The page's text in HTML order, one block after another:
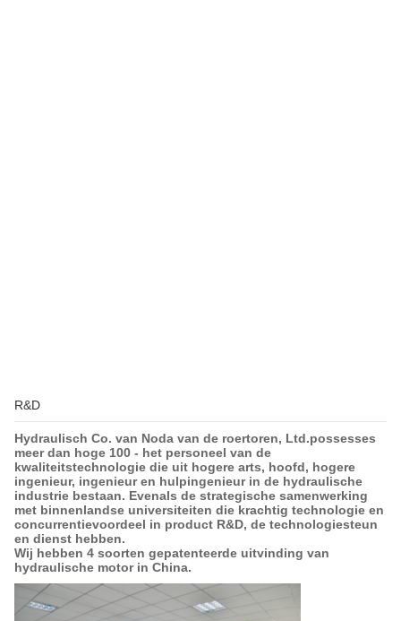
R&D
Hydraulisch Co. van Noda van de roertoren, Ltd.possesses
meer dan hoge 100 - het personeel van de
kwaliteitstechnologie die uit hogere arts, hoofd, hogere
ingenieur, ingenieur en hulpingenieur in de hydraulische
industrie bestaan. Evenals de strategische samenwerking
met binnenlandse universiteiten die krachtig technologie en
concurrentievoordeel in product R&D, de technologiesteun
en dienst hebben.
Wij hebben 4 soorten gepatenteerde uitvinding van
hydraulische motor in China.